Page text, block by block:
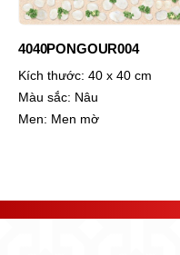
4040PONGOUR004
Kích thước: 40 x 40 cm
Màu sắc: Nâu
Men: Men mờ